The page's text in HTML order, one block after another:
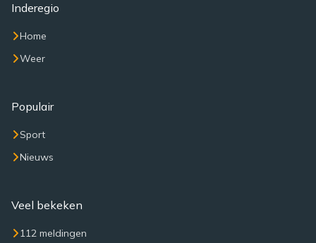
Inderegio
Home
Weer
Populair
Sport
Nieuws
Veel bekeken
112 meldingen